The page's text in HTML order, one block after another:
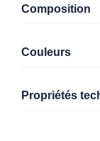
Composition
Couleurs
Propriétés